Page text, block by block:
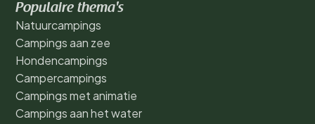
Populaire thema's
Natuurcampings
Campings aan zee
Hondencampings
Campercampings
Campings met animatie
Campings aan het water